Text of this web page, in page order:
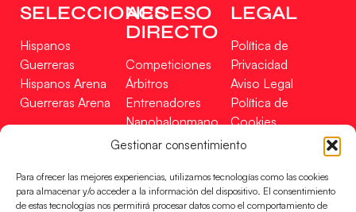
Gestionar consentimiento
Para ofrecer las mejores experiencias, utilizamos tecnologías como las cookies
para almacenar y/o acceder a la información del dispositivo. El consentimiento
de estas tecnologías nos permitirá procesar datos como el comportamiento de
SELECCIONES
Hispanos
Guerreras
Hispanos Arena
Guerreras Arena
ACCESO
DIRECTO
Competiciones
Árbitros
Entrenadores
Nanobalonmano
Tienda
LEGAL
Política de
Privacidad
Aviso Legal
Política de
Cookies
Mapa Web
Incidencias
EN